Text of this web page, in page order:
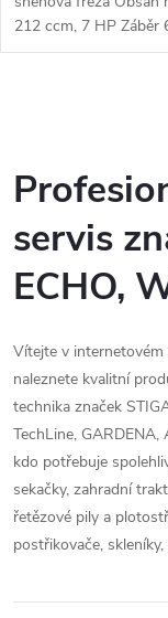
212 ccm, 7 HP Záběr
servis
ECHO,
Vítejte v internetovém
naleznete kvalitní
technika značek
TechLine,
kdo potřebuje
sekačky, zahradní
řetězové pily a
postřikovače,